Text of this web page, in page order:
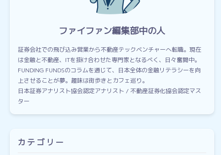
ファイファン編集部中の人
証券会社での飛び込み営業から不動産テックベンチャーへ転職。現在
は金融と不動産、ITを掛け合わせた専門家となるべく、日々奮闘中。
FUNDING FUNDSのコラムを通じて、日本全体の金融リテラシーを向
上させることが夢。趣味は街歩きとカフェ巡り。
日本証券アナリスト協会認定アナリスト / 不動産証券化協会認定マス
ター
カテゴリー